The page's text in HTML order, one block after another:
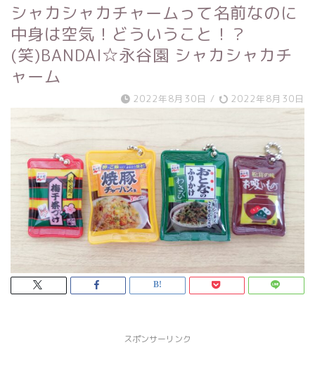
シャカシャカチャームって名前なのに
中身は空気！どういうこと！？
(笑)BANDAI☆永谷園 シャカシャカチ
ャーム
2022年8月30日 / 2022年8月30日
スポンサーリンク